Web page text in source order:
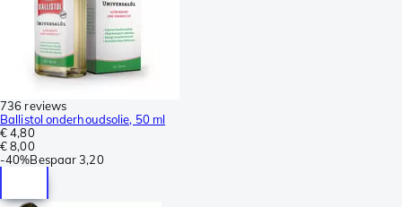
736 reviews
Ballistol onderhoudsolie, 50 ml
€ 4,80
€ 8,00
-40%Bespaar 3,20